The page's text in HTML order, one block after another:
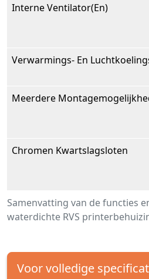
Samenvatting van de functies
waterdichte RVS
Interne Ventilator(En)
Verwarmings- En
Meerdere
Chromen Kwartslagsloten
Voor volledige